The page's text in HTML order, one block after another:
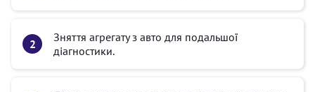
Зняття агрегату з авто для подальшої
діагностики.